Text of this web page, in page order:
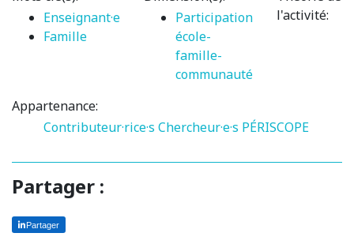
Enseignant·e
Famille
Participation
école-
famille-
communauté
l'activité:
Appartenance:
Contributeur·rice·s Chercheur·e·s PÉRISCOPE
Partager :
Partager